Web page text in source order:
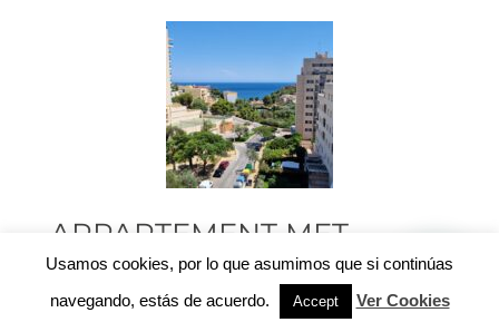
APPARTEMENT MET
UITZICHT OP ZEE EN
UITSTEKENDE
GEMEENSCHAPPELIJKE
Usamos cookies, por lo que asumimos que si continúas
navegando, estás de acuerdo.
Accept Ver Cookies